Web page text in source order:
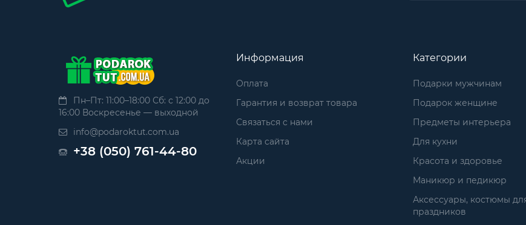
Пн–Пт: 11:00–18:00 Сб: с 12:00 до
16:00 Воскресенье — выходной
info@podaroktut.com.ua
+38 (050) 761-44-80
Информация
Оплата
Гарантия и возврат товара
Связаться с нами
Карта сайта
Акции
Категории
Подарки мужчинам
Подарок женщине
Предметы интерьера
Для кухни
Красота и здоровье
Маникюр и педикюр
Аксессуары, костюмы
праздников